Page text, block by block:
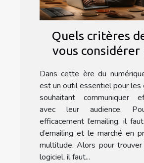
Quels critères
vous considérer
d'emailing ?
Dans cette ère du
est un outil essentiel pour les
souhaitant communiquer
avec leur audience.
efficacement l’emailing, il
d’emailing et le marché en
multitude. Alors pour
logiciel, il faut...